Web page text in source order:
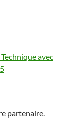
partenaire.